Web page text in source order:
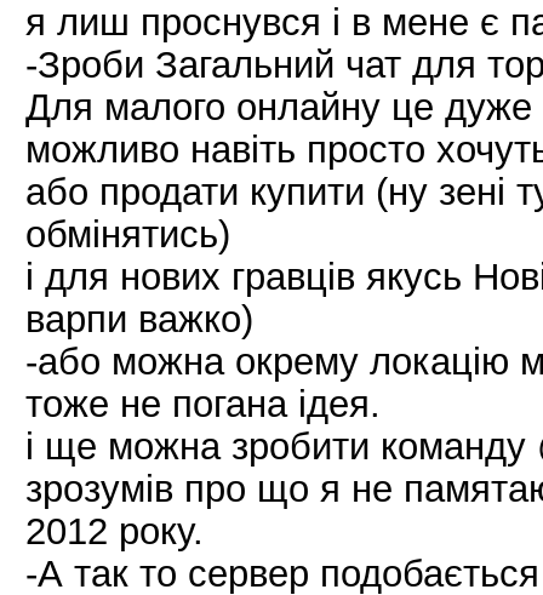
я лиш проснувся і в мене є
-Зроби Загальний чат для
Для малого онлайну це дуже
можливо навіть просто
або продати купити (ну зені
обмінятись)
і для нових гравців якусь
варпи важко)
-або можна окрему локацію
тоже не погана ідея.
і ще можна зробити
зрозумів про що я не
2012 року.
-А так то сервер